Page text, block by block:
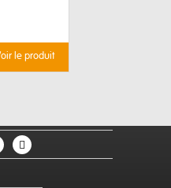
voir le produit